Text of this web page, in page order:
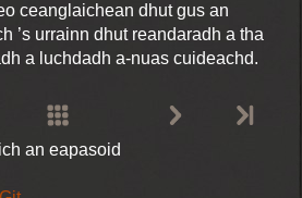
ceanglaichean dhut gus an
’s urrainn dhut reandaradh a tha
a luchdadh a-nuas cuideachd.